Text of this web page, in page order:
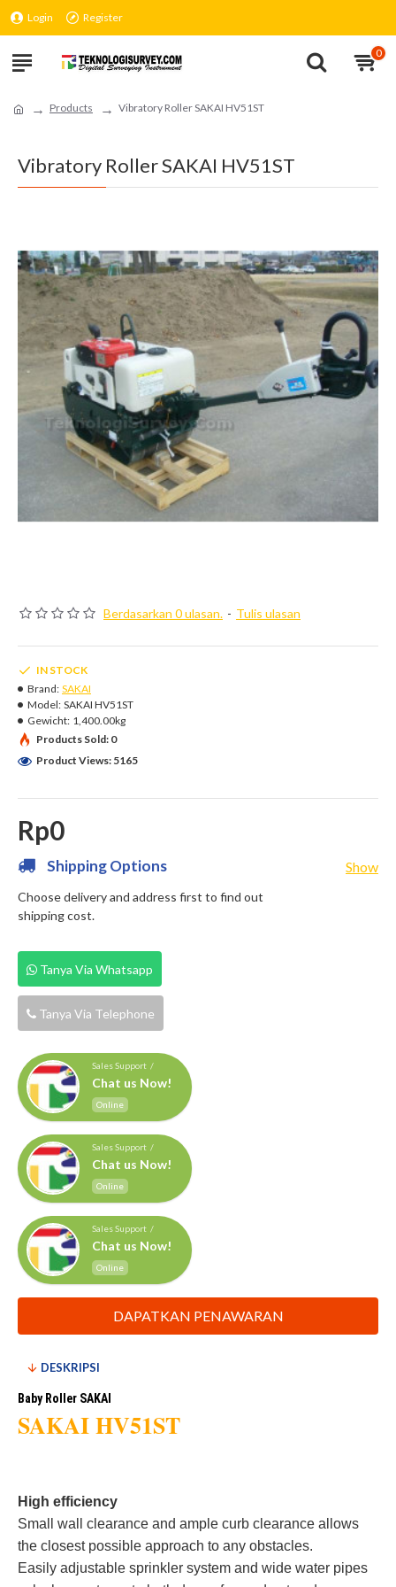
Login Register
0
Products Vibratory Roller SAKAI HV51ST
Vibratory Roller SAKAI HV51ST
Berdasarkan 0 ulasan. - Tulis ulasan
Rp0
IN STOCK
Brand: SAKAI
Model: SAKAI HV51ST
Gewicht: 1,400.00kg
Products Sold: 0
Product Views: 5165
Shipping Options
Choose delivery and address first to find out
shipping cost.
Show
Tanya Via Whatsapp
Tanya Via Telephone
Sales Support /
Chat us Now!
Online
Sales Support /
Chat us Now!
Online
Sales Support /
Chat us Now!
Online
DAPATKAN PENAWARAN
DESKRIPSI
Baby Roller SAKAI
SAKAI HV51ST
High efficiency
Small wall clearance and ample curb clearance allows
the closest possible approach to any obstacles.
Easily adjustable sprinkler system and wide water pipes